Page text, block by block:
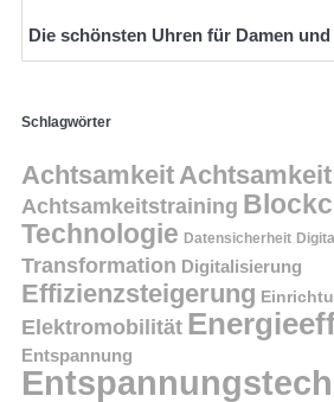
Die schönsten Uhren für Damen
Schlagwörter
Achtsamkeit
Achtsamkeitstraining
Technologie Datensicherheit
Transformation Digitalisierung
Effizienzsteigerung
Elektromobilität
Entspannung